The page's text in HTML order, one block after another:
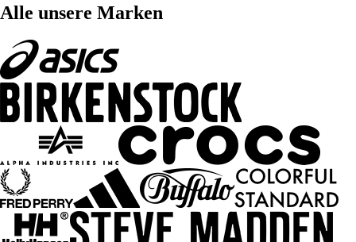
Alle unsere Marken